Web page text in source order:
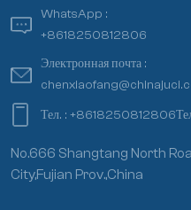
WhatsApp :
+8618250812806
Электронная почта :
Тел. :+8618250812806
No.666 Shangtang North
City,Fujian Prov.,China